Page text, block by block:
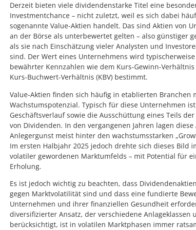
Derzeit bieten viele dividendenstarke Titel eine
Investmentchance – nicht zuletzt, weil es sich dabei
sogenannte Value-Aktien handelt. Das sind Aktien von
an der Börse als unterbewertet gelten – also günstiger
als sie nach Einschätzung vieler Analysten und
sind. Der Wert eines Unternehmens wird
bewährter Kennzahlen wie dem Kurs-Gewinn-Verhältnis
Kurs-Buchwert-Verhältnis (KBV) bestimmt.
Value-Aktien finden sich häufig in etablierten Branchen
Wachstumspotenzial. Typisch für diese Unternehmen
Geschäftsverlauf sowie die Ausschüttung eines Teils
von Dividenden. In den vergangenen Jahren lagen
Anlegergunst meist hinter den wachstumsstarken
Im ersten Halbjahr 2025 jedoch drehte sich dieses Bild
volatiler gewordenen Marktumfelds – mit Potential für
Erholung.
Es ist jedoch wichtig zu beachten, dass
gegen Marktvolatilität sind und dass eine fundierte
Unternehmen und ihrer finanziellen Gesundheit
diversifizierter Ansatz, der verschiedene Anlageklassen
berücksichtigt, ist in volatilen Marktphasen immer